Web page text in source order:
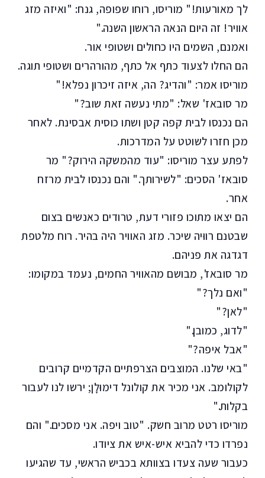
לך מאורעות!" מוריסו, רוחו שפופה, גנח: "ואיזה מזג
אוויר! זה היום הנאה הראשון השנה."
ואמנם, השמים היו כחולים ושטופי אור.
הם החלו לצעוד כתף אל כתף, מהורהרים ושטופי תוגה.
מוריסו אמר: "והדיג? הה, איזה זיכרון נפלא!"
מר סובאז' שאל: "מתי נעשה זאת שוב?"
הם נכנסו לבית קפה קטן ושתו כוסית אבסינת. לאחר
מכן חזרו לשוטט על המדרכות.
לפתע עצר מוריסו: "עוד מהמשקה הירוק?" מר
סובאז' הסכים: "לשירותך." והם נכנסו לבית מרזח
אחר.
הם יצאו מתוכו פזורי דעת, טרודים כאנשים בצום
שבטנם רווּיה שיכר. מזג האוויר היה בהיר. רוח מלטפת
דגדגה את פניהם.
מר סובאז', מבושם מהאוויר החמים, נעמד במקומו:
"ואם נלך?"
"לאן?"
"לדוג, כמובן."
"אבל איפה?"
"באי שלנו. המוצבים הצרפתיים הקדמיים קרובים
לקולומב. אני מכיר את קולונל דימוּלָן; ירשו לנו לעבור
בקלות."
מוריסו רטט מרוב חשק. "טוב ויפה. אני מסכים." והם
נפרדו כדי להביא איש-איש את ציודו.
כעבור שעה צעדו בצוותא בכביש הראשי, עד שהגיעו